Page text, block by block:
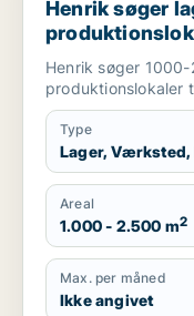
Henrik søger
Taastrup,
Henrik søger
produktionslokaler
Type
Lager,
Areal
1.000 - 2.500 m2
Max. per måned
Ikke angivet